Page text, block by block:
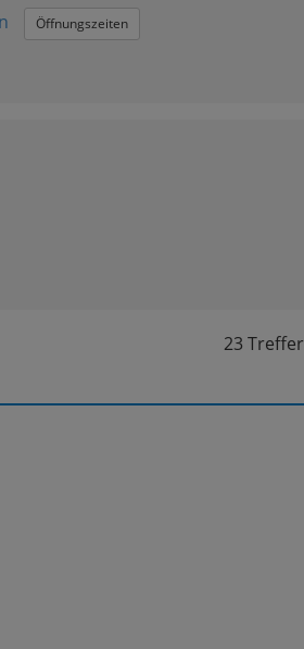
Öffnungszeiten
23 Treffer